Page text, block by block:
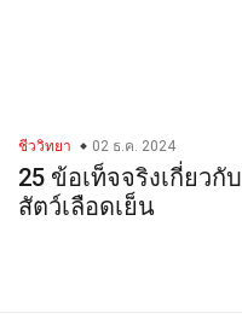
ชีววิทยา 02 ธ.ค. 2024
25 ข้อเท็จจริงเกี่ยวกับ
สัตว์เลือดเย็น